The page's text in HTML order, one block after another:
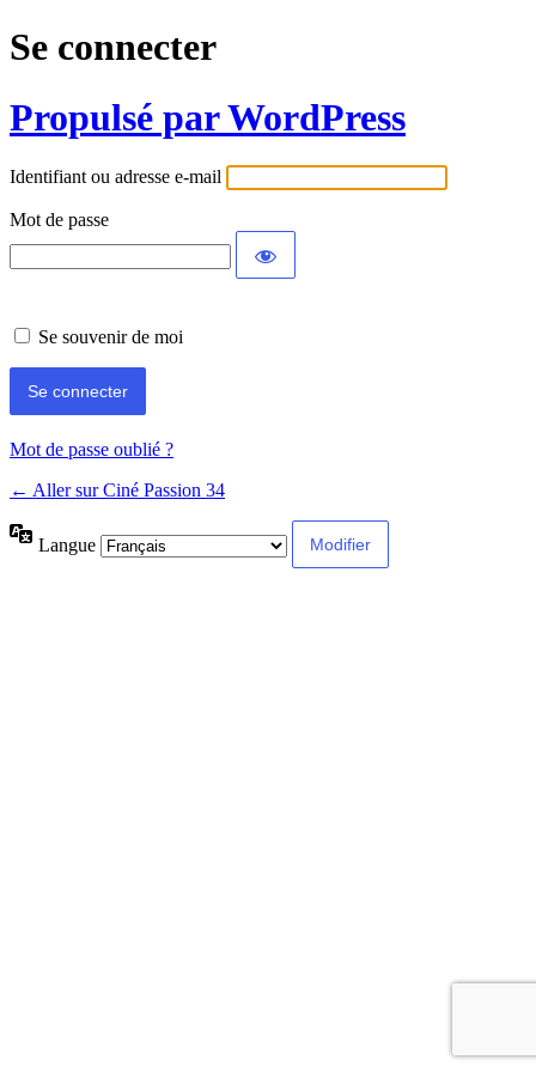
Se connecter
Propulsé par WordPress
Identifiant ou adresse e-mail
Mot de passe
Se souvenir de moi
Mot de passe oublié ?
← Aller sur Ciné Passion 34
Langue